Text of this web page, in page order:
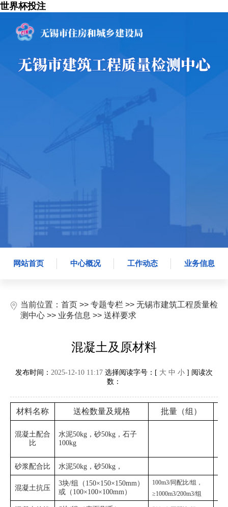
世界杯投注
网站首页 中心概况 工作动态 业务信息
当前位置： 首页 >> 专题专栏 >> 无锡市建筑工程质量检
测中心 >> 业务信息 >> 送样要求
混凝土及原材料
发布时间： 2025-12-10 11:17 选择阅读字号：[ 大 中 小 ] 阅读次
数：
材料名称 送检数量及规格 批量（组）
混凝土配合
比
水泥50kg，砂50kg，石子
100kg
砂浆配合比 水泥50kg，砂50kg，
混凝土抗压
3块/组（150×150×150mm）
或（100×100×100mm）
100m3/同配比/组，
≥1000m3/200m3/组